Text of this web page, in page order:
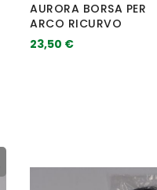
AURORA BORSA PER
ARCO RICURVO
23,50 €